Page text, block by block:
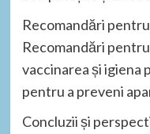
Recomandări
Recomandări
vaccinarea și igiena
pentru a preveni
Concluzii și